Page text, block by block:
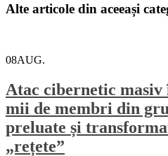
Alte articole din aceeași
08AUG.
Atac cibernetic masiv
mii de membri din
preluate și
„rețete”